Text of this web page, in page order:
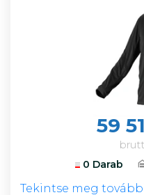
59
0 Darab
Tekintse meg